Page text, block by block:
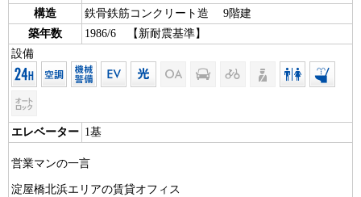
構造
鉄骨鉄筋コンクリート造 9階建
築年数
1986/6 【新耐震基準】
設備
エレベーター 1基
営業マンの一言
淀屋橋北浜エリアの賃貸オフィス